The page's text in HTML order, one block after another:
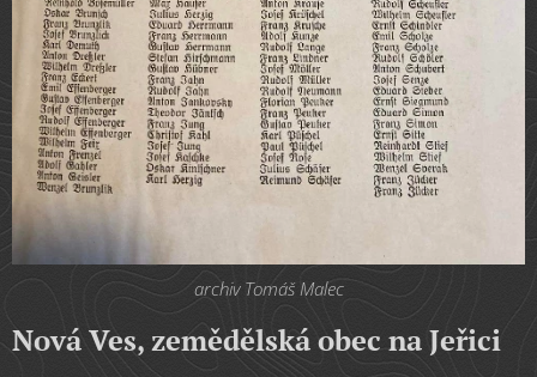
archiv Tomáš Malec
Nová Ves, zemědělská obec na Jeřici